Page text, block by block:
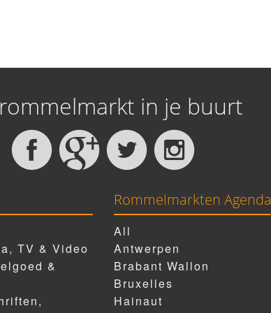
in je buurt
TV & Video
&
Rommelmarkten Agenda
All
Antwerpen
Brabant Wallon
Bruxelles
Hainaut